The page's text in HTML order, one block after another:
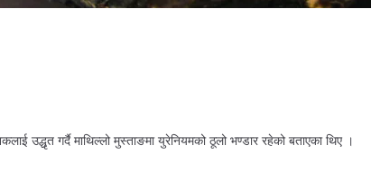
उद्धृत गर्दै माथिल्लो मुस्ताङमा युरेनियमको ठूलो भण्डार रहेको बताएका थिए ।